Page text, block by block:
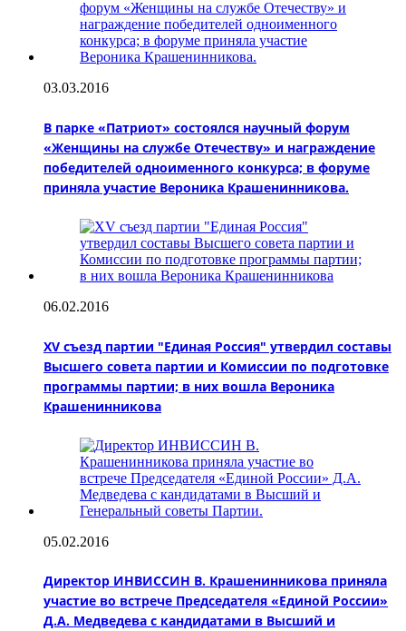
03.03.2016
В парке «Патриот» состоялся научный форум
«Женщины на службе Отечеству» и награждение
победителей одноименного конкурса; в форуме
приняла участие Вероника Крашенинникова.
06.02.2016
XV съезд партии "Единая Россия" утвердил составы
Высшего совета партии и Комиссии по подготовке
программы партии; в них вошла Вероника
Крашенинникова
05.02.2016
Директор ИНВИССИН В. Крашенинникова приняла
участие во встрече Председателя «Единой России»
Д.А. Медведева с кандидатами в Высший и